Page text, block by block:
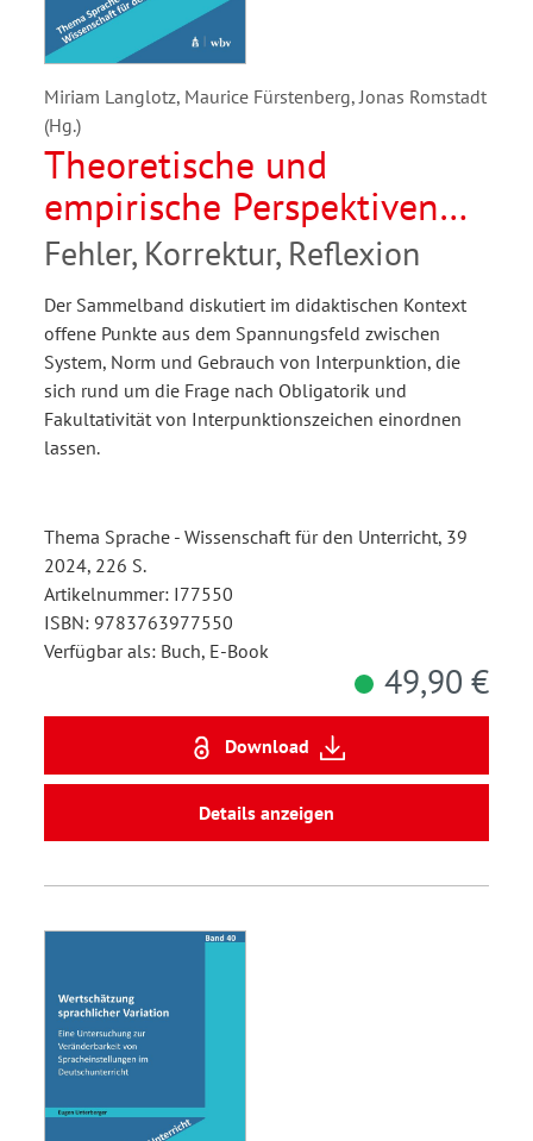
Miriam Langlotz, Maurice Fürstenberg, Jonas Romstadt
(Hg.)
Theoretische und
empirische Perspektiven
auf Interpunktion
Fehler, Korrektur, Reflexion
Der Sammelband diskutiert im didaktischen Kontext
offene Punkte aus dem Spannungsfeld zwischen
System, Norm und Gebrauch von Interpunktion, die
sich rund um die Frage nach Obligatorik und
Fakultativität von Interpunktionszeichen einordnen
lassen.
Thema Sprache - Wissenschaft für den Unterricht, 39
2024, 226 S.
Artikelnummer: I77550
ISBN: 9783763977550
Verfügbar als: Buch, E-Book
49,90 €
Download
Details anzeigen